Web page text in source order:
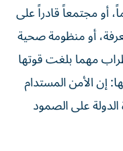
أو مجتمعاً قادراً على
أو منظومة صحية
مهما بلغت قوتها
إن الأمن المستدام
على الصمود